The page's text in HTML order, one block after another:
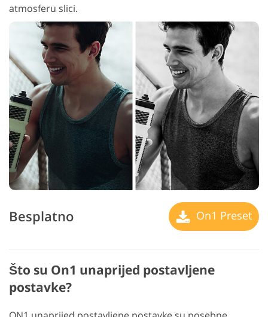
atmosferu slici.
Besplatno On1 Preset
Što su On1 unaprijed postavljene
postavke?